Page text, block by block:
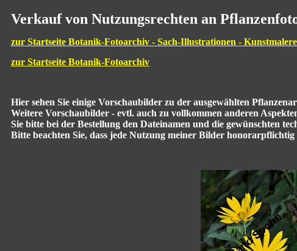
Verkauf von Nutzungsrechten an
zur Startseite Botanik-Fotoarchiv - Sach-Illustrationen -
zur Startseite Botanik-Fotoarchiv
Hier sehen Sie einige Vorschaubilder zu der ausgewählten
Weitere Vorschaubilder - evtl. auch zu vollkommen anderen
Sie bitte bei der Bestellung den Dateinamen und die gewünschten
Bitte beachten Sie, dass jede Nutzung meiner Bilder honorarpflichtig